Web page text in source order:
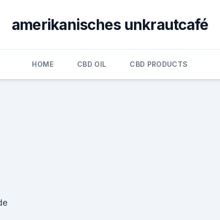
amerikanisches unkrautcafé
HOME CBD OIL CBD PRODUCTS